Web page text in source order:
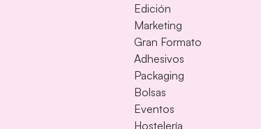
Edición
Marketing
Gran Formato
Adhesivos
Packaging
Bolsas
Eventos
Hostelería